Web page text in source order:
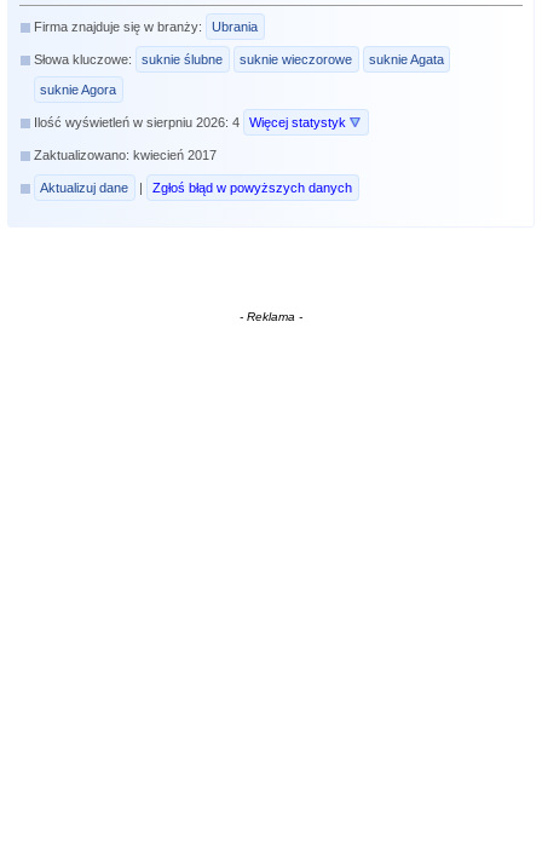
Firma znajduje się w branży: Ubrania
Słowa kluczowe: suknie ślubne suknie wieczorowe suknie Agata
suknie Agora
Ilość wyświetleń w sierpniu 2026: 4 Więcej statystyk
Zaktualizowano: kwiecień 2017
Aktualizuj dane | Zgłoś błąd w powyższych danych
- Reklama -